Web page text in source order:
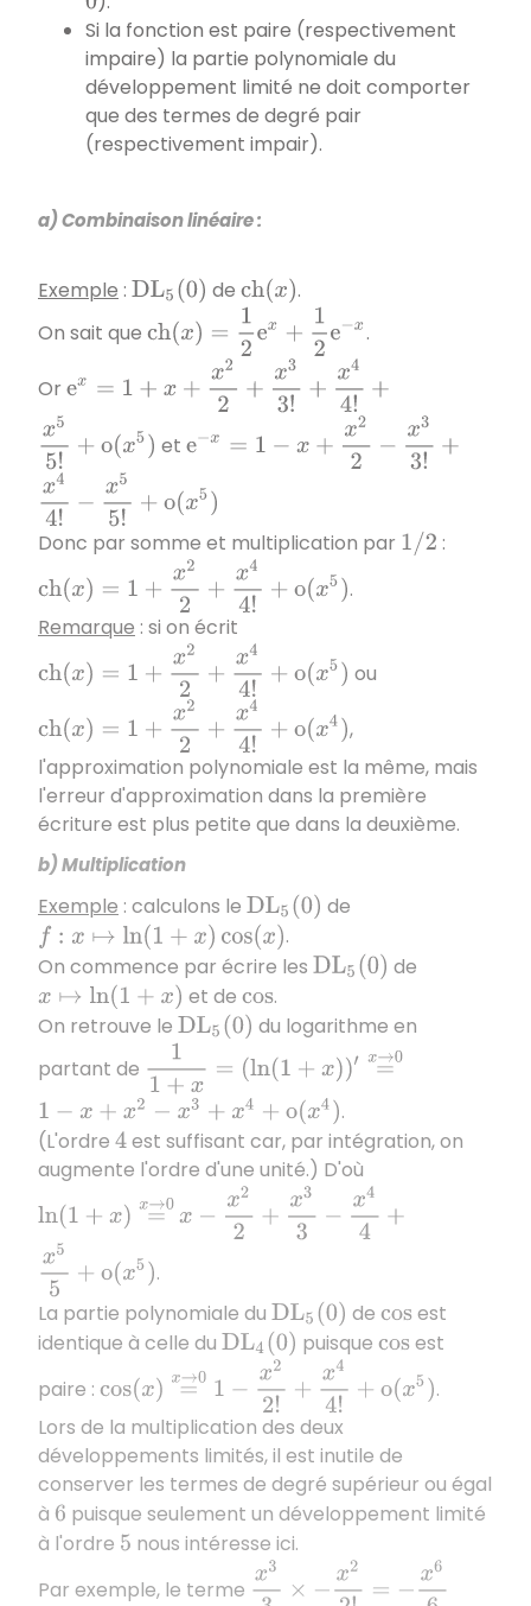
Si la fonction est paire (respectivement
impaire) la partie polynomiale du
développement limité ne doit comporter
que des termes de degré pair
(respectivement impair).
a) Combinaison linéaire :
Exemple : DL5(0) de ch(x) .
On sait que
ch ( )= x+ 2 − .
Or
x x 3!+
+
x55 x5 )
et
e−x= x+ !
+
x44 55! 5)
Donc par somme et multiplication par 1/2
:
ch ( )= x2 44 (x5
.
Remarque : si on écrit
ch ( )= x2 44 (x5
ou
ch ( )= x2 44 (x4
,
l'approximation polynomiale est la même, mais
l'erreur d'approximation dans la première
écriture est plus petite que dans la deuxième.
b) Multiplication
Exemple : calculons le DL5(0)
de
f:x ↦ln (1+ x)cos (x)
.
On commence par écrire les DL5(0)
de
x↦ln( 1+x) et de cos.
On retrouve le DL5(0)
du logarithme en
partant de
x= x) ′= →
1− x+ x2 −x 3+x 4+ o(x 4)
.
(L'ordre 4est suffisant car, par intégration, on
augmente l'ordre d'une unité.) D'où
ln(1+ x)=x→0 2+x x44
+
x55 5
.
La partie polynomiale du DL5(0) de cosest
identique à celle du DL4(0) puisque cosest
paire :
( ) =x→0 1 2!+x +o
.
Lors de la multiplication des deux
développements limités, il est inutile de
conserver les termes de degré supérieur ou égal
à 6 puisque seulement un développement limité
à l'ordre 5 nous intéresse ici.
Par exemple, le terme
x33 !=−